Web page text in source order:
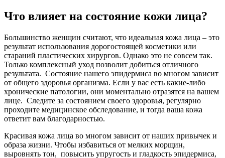
Что влияет на состояние кожи лица?
Большинство женщин считают, что идеальная кожа лица – это
результат использования дорогостоящей косметики или
стараний пластических хирургов. Однако это не совсем так.
Только комплексный уход позволит добиться отличного
результата. Состояние нашего эпидермиса во многом зависит
от общего здоровья организма. Если у вас есть какие-либо
хронические патологии, они моментально отразятся на вашем
лице. Следите за состоянием своего здоровья, регулярно
проходите медицинское обследование, и тогда ваша кожа
ответит вам благодарностью.
Красивая кожа лица во многом зависит от наших привычек и
образа жизни. Чтобы избавиться от мелких морщин,
выровнять тон, повысить упругость и гладкость эпидермиса,